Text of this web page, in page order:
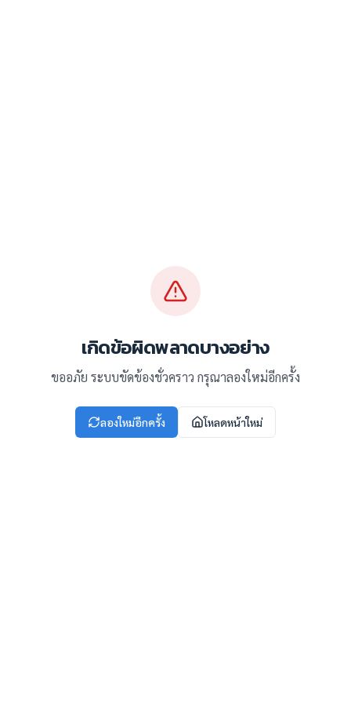
เกิดข้อผิดพลาดบางอย่าง
ขออภัย ระบบขัดข้องชั่วคราว กรุณาลองใหม่อีกครั้ง
ลองใหม่อีกครั้ง โหลดหน้าใหม่